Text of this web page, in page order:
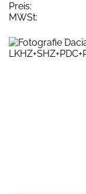
Preis:
MWSt: